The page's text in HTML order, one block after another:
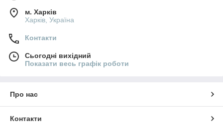
м. Харків
Харків, Україна
Контакти
Сьогодні вихідний
Показати весь графік роботи
Про нас
Контакти